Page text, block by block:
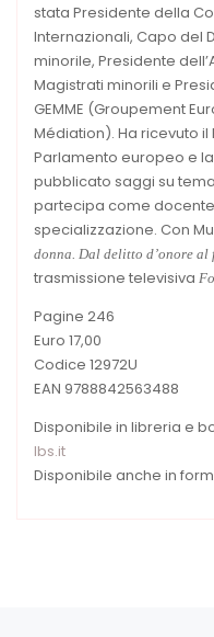
stata Presidente della
Internazionali, Capo del
minorile, Presidente
Magistrati minorili e
GEMME (Groupement
Médiation). Ha ricevuto il
Parlamento europeo e la
pubblicato saggi su
partecipa come
specializzazione. Con
donna. Dal delitto d’onore al
trasmissione televisiva
Pagine 246
Euro 17,00
Codice 12972U
EAN 9788842563488
Disponibile in libreria e
Ibs.it
Disponibile anche in